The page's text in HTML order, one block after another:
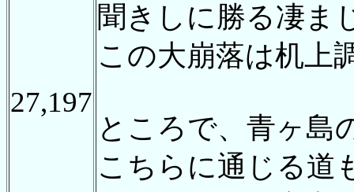
27,197
聞きしに勝る凄ま
この大崩落は机上
ところで、青ヶ島
こちらに通じる道